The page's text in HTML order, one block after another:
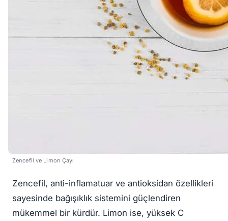
Zencefil ve Limon Çayı
Zencefil, anti-inflamatuar ve antioksidan özellikleri
sayesinde bağışıklık sistemini güçlendiren
mükemmel bir kürdür. Limon ise, yüksek C